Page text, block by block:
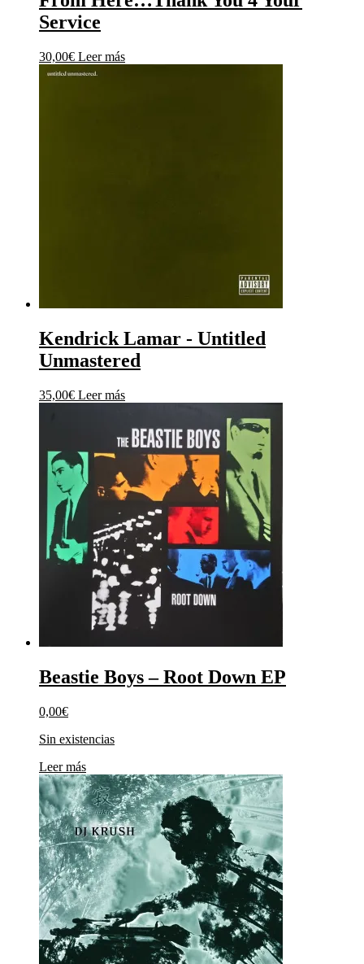
Service
30,00€ Leer más
Kendrick Lamar ‎- Untitled
Unmastered
35,00€ Leer más
Beastie Boys ‎– Root Down EP
0,00€
Sin existencias
Leer más